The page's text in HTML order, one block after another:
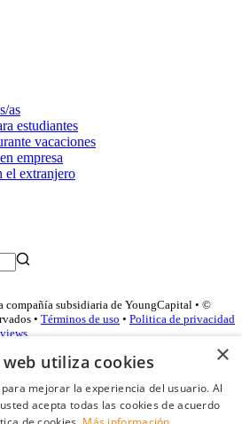
as
estudiantes
vacaciones
empresa
el extranjero
compañía subsidiaria de YoungCapital • ©
• Términos de uso • Politica de privacidad
×
web utiliza cookies
mejorar la experiencia del usuario. Al
acepta todas las cookies de acuerdo